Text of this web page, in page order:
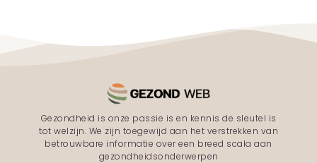
Gezondheid is onze passie is en kennis de sleutel is
tot welzijn. We zijn toegewijd aan het verstrekken van
betrouwbare informatie over een breed scala aan
gezondheidsonderwerpen